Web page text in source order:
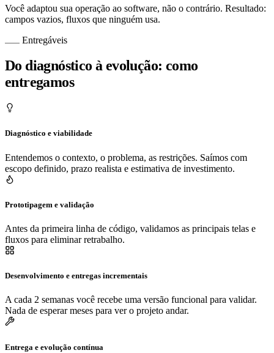
Você adaptou sua operação ao software, não o contrário. Resultado:
campos vazios, fluxos que ninguém usa.
Entregáveis
Do diagnóstico à evolução: como
entregamos
Diagnóstico e viabilidade
Entendemos o contexto, o problema, as restrições. Saímos com
escopo definido, prazo realista e estimativa de investimento.
Prototipagem e validação
Antes da primeira linha de código, validamos as principais telas e
fluxos para eliminar retrabalho.
Desenvolvimento e entregas incrementais
A cada 2 semanas você recebe uma versão funcional para validar.
Nada de esperar meses para ver o projeto andar.
Entrega e evolução contínua